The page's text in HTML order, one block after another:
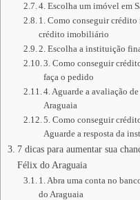
4. Escolha um imóvel em
1. Como conseguir
crédito imobiliário
2. Escolha a instituição
3. Como conseguir
faça o pedido
4. Aguarde a avaliação
Araguaia
5. Como conseguir
Aguarde a resposta da
7 dicas para aumentar sua
Félix do Araguaia
1. Abra uma conta no
do Araguaia